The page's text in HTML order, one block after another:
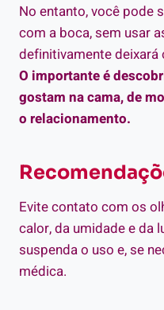
No entanto, você pode
com a boca, sem usar
definitivamente deixará
O importante é
gostam na cama, de
o relacionamento.
Evite contato com os
calor, da umidade e da
suspenda o uso e, se
médica.